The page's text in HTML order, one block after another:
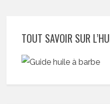
TOUT SAVOIR SUR